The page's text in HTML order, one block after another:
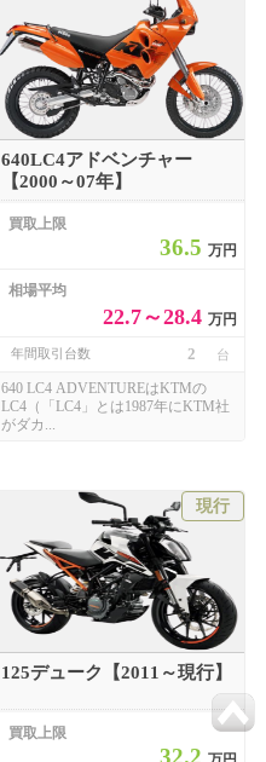
640LC4アドベンチャー
【2000～07年】
買取上限
36.5万円
相場平均
22.7～28.4万円
年間取引台数 2 台
640 LC4 ADVENTUREはKTMの
LC4（「LC4」とは1987年にKTM社
がダカ...
現行
125デューク【2011～現行】
買取上限
32.2